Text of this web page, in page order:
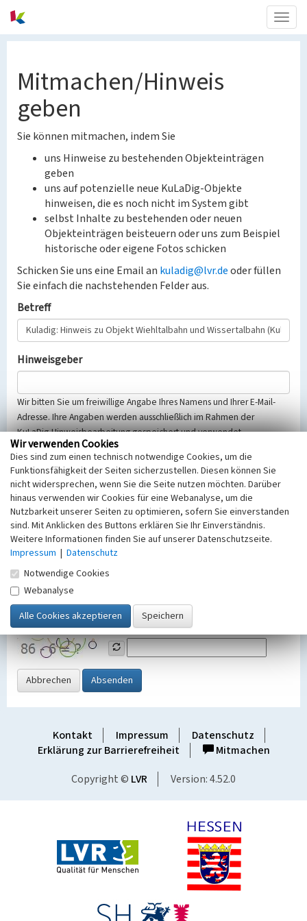
Mitmachen/Hinweis
geben
Sie können mitmachen, indem Sie
uns Hinweise zu bestehenden Objekteinträgen
geben
uns auf potenzielle neue KuLaDig-Objekte
hinweisen, die es noch nicht im System gibt
selbst Inhalte zu bestehenden oder neuen
Objekteinträgen beisteuern oder uns zum Beispiel
historische oder eigene Fotos schicken
Schicken Sie uns eine Email an kuladig@lvr.deoder füllen
Sie einfach die nachstehenden Felder aus.
Betreff
Hinweisgeber
Wir bitten Sie um freiwillige Angabe Ihres Namens und Ihrer E-Mail-
Adresse. Ihre Angaben werden ausschließlich im Rahmen der
KuLaDig-Hinweisbearbeitung gespeichert und verwendet.
Selbstverständlich werden diese entsprechend der Vorschriften des
Telemediengesetzes, des Datenschutzgesetzes NRW und der seit
dem 25.05.2018 gültigen Europäischen Datenschutzgrundverordnung
(EU-DSGVO) vertraulich behandelt, beachten Sie bitte unsere
Hinweise zumDatenschutz
Nachricht
SicherheitsabfrageTragen Sie unten das Rechenergebnis aus der
Grafik ein
Abbrechen Absenden
Kontakt Impressum
Datenschutz
Erklärung zur Barrierefreiheit
Mitmachen
Copyright © LVR Version: 4.52.0
Wir verwenden Cookies
Dies sind zum einen technisch notwendige Cookies, um die
Funktionsfähigkeit der Seiten sicherzustellen. Diesen können Sie
nicht widersprechen, wenn Sie die Seite nutzen möchten. Darüber
hinaus verwenden wir Cookies für eine Webanalyse, um die
Nutzbarkeit unserer Seiten zu optimieren, sofern Sie einverstanden
sind. Mit Anklicken des Buttons erklären Sie Ihr Einverständnis.
Weitere Informationen finden Sie auf unserer Datenschutzseite.
Impressum | Datenschutz
Notwendige Cookies
Webanalyse